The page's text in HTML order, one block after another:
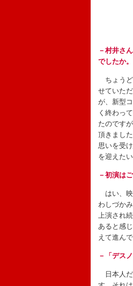
－村井さ
でしたか。
ちょうど
せていた
が、新型
く終わっ
たのです
頂きまし
思いを受
を迎えた
－初演は
はい、映
わしづか
上演され
あると感
えて進ん
－「デス
日本人だ